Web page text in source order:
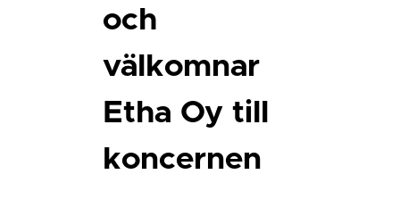
och
välkomnar
Etha Oy till
koncernen